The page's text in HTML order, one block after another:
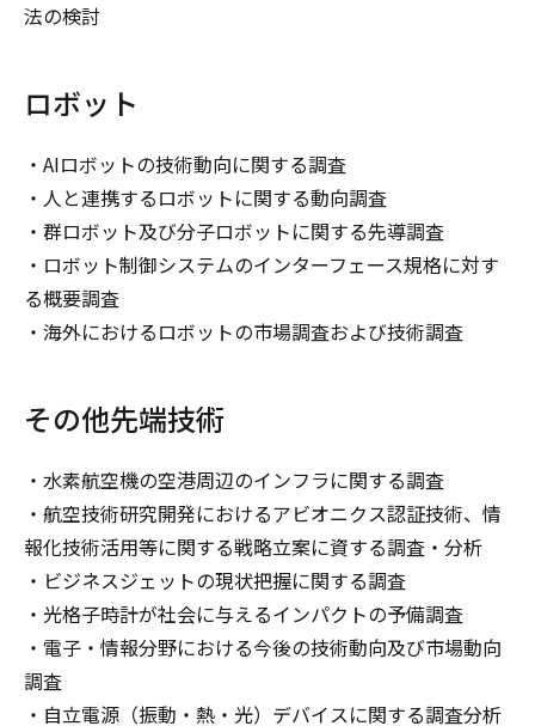
法の検討
ロボット
・AIロボットの技術動向に関する調査
・人と連携するロボットに関する動向調査
・群ロボット及び分子ロボットに関する先導調査
・ロボット制御システムのインターフェース規格に対す
る概要調査
・海外におけるロボットの市場調査および技術調査
その他先端技術
・水素航空機の空港周辺のインフラに関する調査
・航空技術研究開発におけるアビオニクス認証技術、情
報化技術活用等に関する戦略立案に資する調査・分析
・ビジネスジェットの現状把握に関する調査
・光格子時計が社会に与えるインパクトの予備調査
・電子・情報分野における今後の技術動向及び市場動向
調査
・自立電源（振動・熱・光）デバイスに関する調査分析